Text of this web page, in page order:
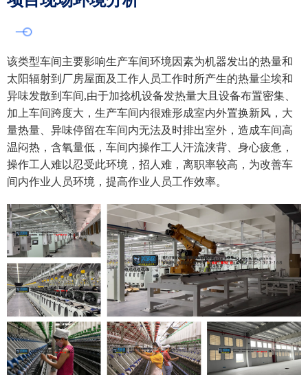
该类型车间主要影响生产车间环境因素为机器发出的热量和
太阳辐射到厂房屋面及工作人员工作时所产生的热量尘埃和
异味发散到车间,由于加捻机设备发热量大且设备布置密集、
加上车间跨度大，生产车间内很难形成室内外置换新风，大
量热量、异味停留在车间内无法及时排出室外，造成车间高
温闷热，含氧量低，车间内操作工人汗流浃背、身心疲惫，
操作工人难以忍受此环境，招人难，离职率较高，为改善车
间内作业人员环境，提高作业人员工作效率。